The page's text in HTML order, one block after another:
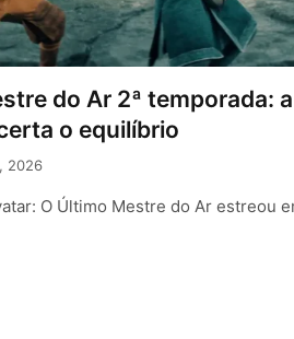
do Ar 2ª temporada:
o equilíbrio
2026
O Último Mestre do Ar estreou